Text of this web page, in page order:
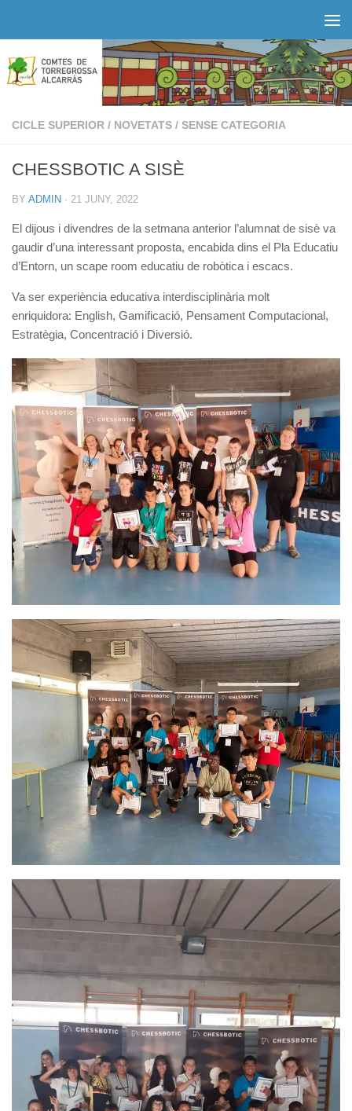
CICLE SUPERIOR / NOVETATS / SENSE CATEGORIA
CHESSBOTIC A SISÈ
BY ADMIN · 21 JUNY, 2022
El dijous i divendres de la setmana anterior l’alumnat de sisè va
gaudir d’una interessant proposta, encabida dins el Pla Educatiu
d’Entorn, un scape room educatiu de robòtica i escacs.
Va ser experiència educativa interdisciplinària molt
enriquidora: English, Gamificació, Pensament Computacional,
Estratègia, Concentració i Diversió.